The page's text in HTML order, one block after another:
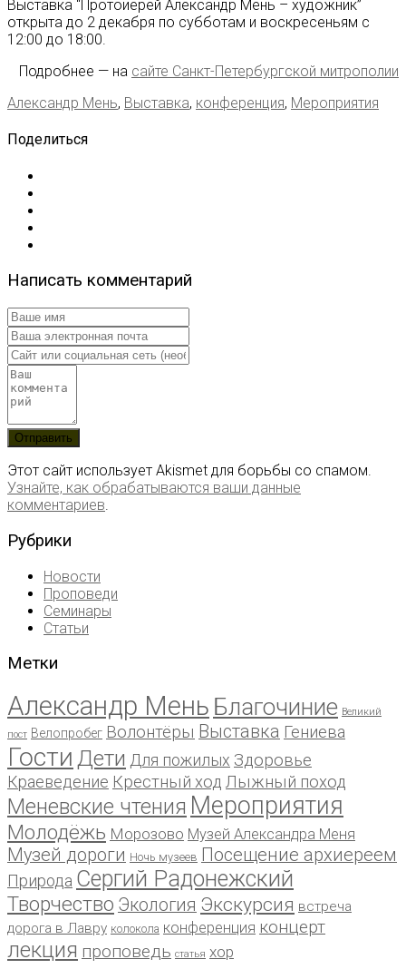
Выставка “Протоиерей Александр Мень – художник”
открыта до 2 декабря по субботам и воскресеньям с
12:00 до 18:00.
Подробнее — на сайте Санкт-Петербургской митрополии
Александр Мень, Выставка, конференция, Мероприятия
Поделиться
Написать комментарий
Этот сайт использует Akismet для борьбы со спамом.
Узнайте, как обрабатываются ваши данные
комментариев.
Рубрики
Новости
Проповеди
Семинары
Статьи
Метки
Александр Мень Благочиние Великий
пост Велопробег Волонтёры Выставка Гениева
Гости Дети Для пожилых Здоровье
Краеведение Крестный ход Лыжный поход
Меневские чтения Мероприятия
Молодёжь Морозово Музей Александра Меня
Музей дороги Ночь музеев Посещение архиереем
Природа Сергий Радонежский
Творчество Экология Экскурсия встреча
дорога в Лавру колокола конференция концерт
лекция проповедь статья хор